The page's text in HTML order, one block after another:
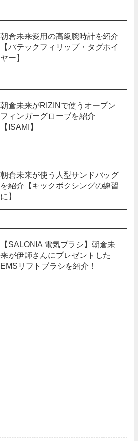
朝倉未来愛用の高級腕時計を紹介
【パテックフィリップ・タグホイ
ヤー】
朝倉未来がRIZINで使うオープン
フィンガーグローブを紹介
【ISAMI】
朝倉未来が使う人型サンドバッグ
を紹介【キックボクシングの練習
に】
【SALONIA 電気ブラシ】朝倉未
来が伊師さんにプレゼントした
EMSリフトブラシを紹介！